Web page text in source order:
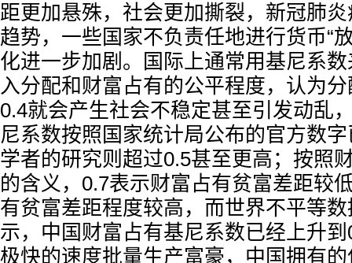
距更加悬殊，社会更加撕裂，新冠肺
趋势，一些国家不负责任地进行货币“
化进一步加剧。国际上通常用基尼系
入分配和财富占有的公平程度，认为
0.4就会产生社会不稳定甚至引发动乱
尼系数按照国家统计局公布的官方数
学者的研究则超过0.5甚至更高；按照
的含义，0.7表示财富占有贫富差距较
有贫富差距程度较高，而世界不平等
示，中国财富占有基尼系数已经上升
极快的速度批量生产富豪，中国拥有